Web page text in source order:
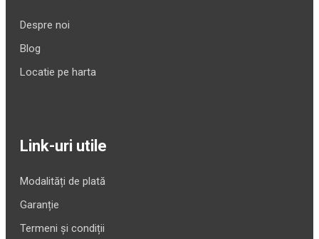
Despre noi
Blog
Locatie pe harta
Link-uri utile
Modalități de plată
Garanție
Termeni și condiții